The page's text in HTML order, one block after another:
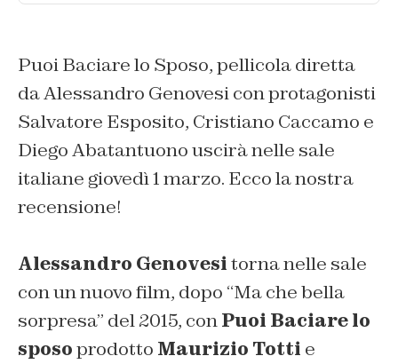
Puoi Baciare lo Sposo, pellicola diretta
da Alessandro Genovesi con protagonisti
Salvatore Esposito, Cristiano Caccamo e
Diego Abatantuono uscirà nelle sale
italiane giovedì 1 marzo. Ecco la nostra
recensione!
Alessandro Genovesitorna nelle sale
con un nuovo film, dopo “Ma che bella
sorpresa” del 2015, conPuoi Baciare lo
sposoprodotto Maurizio Totti e